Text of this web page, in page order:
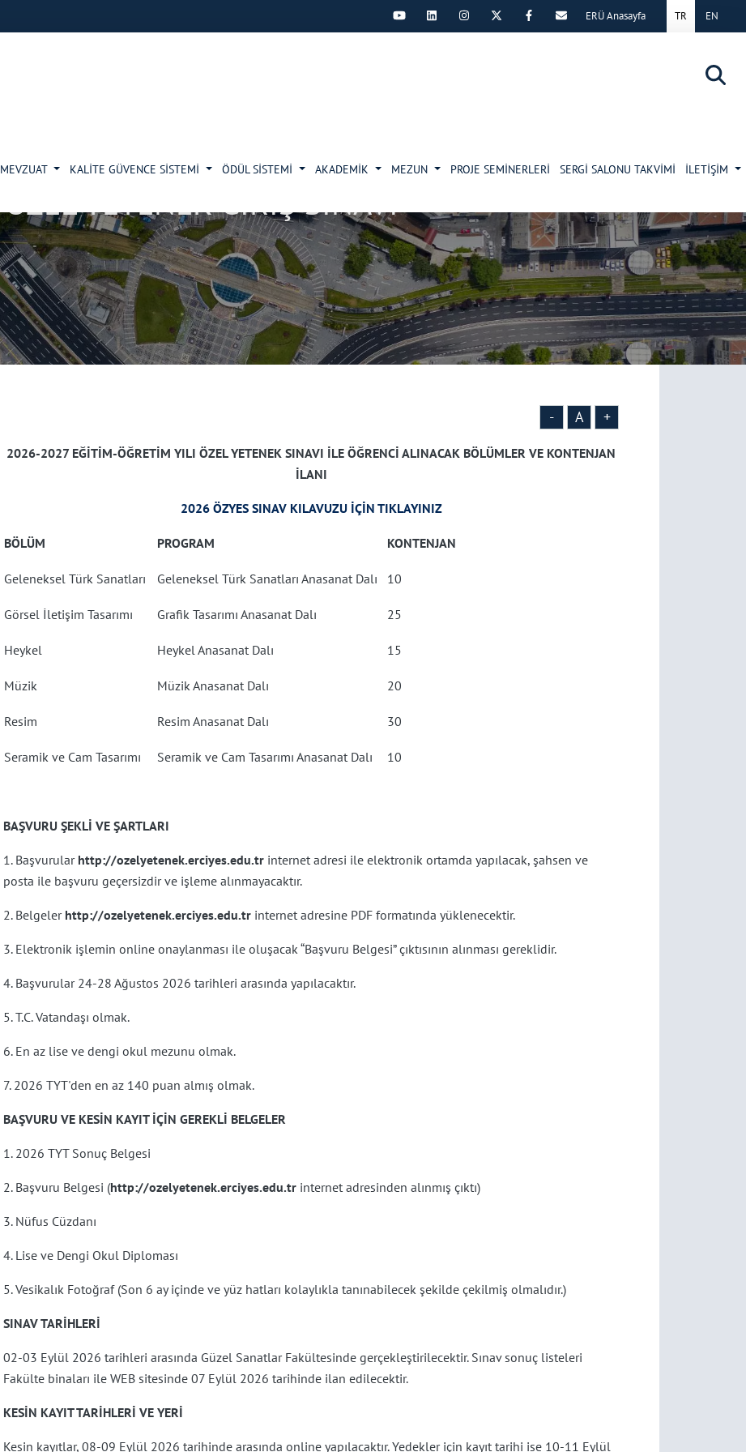
×
TR EN
ERÜ Anasayfa
MEVZUAT KALİTE GÜVENCE SİSTEMİ ÖDÜL SİSTEMİ AKADEMİK MEZUN PROJE SEMİNERLERİ SERGİ SALONU TAKVİMİ İLETİŞİM
ÖZEL YETENEK GİRİŞ SINAVI
- A +
2026-2027 EĞİTİM-ÖĞRETİM YILI ÖZEL YETENEK SINAVI İLE ÖĞRENCİ ALINACAK BÖLÜMLER VE KONTENJAN
İLANI
2026 ÖZYES SINAV KILAVUZU İÇİN TIKLAYINIZ
BÖLÜM PROGRAM KONTENJAN
Geleneksel Türk Sanatları Geleneksel Türk Sanatları Anasanat Dalı 10
Görsel İletişim Tasarımı Grafik Tasarımı Anasanat Dalı 25
Heykel Heykel Anasanat Dalı 15
Müzik Müzik Anasanat Dalı 20
Resim Resim Anasanat Dalı 30
Seramik ve Cam Tasarımı Seramik ve Cam Tasarımı Anasanat Dalı 10
BAŞVURU ŞEKLİ VE ŞARTLARI
1. Başvurular http://ozelyetenek.erciyes.edu.tr internet adresi ile elektronik ortamda yapılacak, şahsen ve
posta ile başvuru geçersizdir ve işleme alınmayacaktır.
2. Belgeler http://ozelyetenek.erciyes.edu.tr internet adresine PDF formatında yüklenecektir.
3. Elektronik işlemin online onaylanması ile oluşacak “Başvuru Belgesi” çıktısının alınması gereklidir.
4. Başvurular 24-28 Ağustos 2026 tarihleri arasında yapılacaktır.
5. T.C. Vatandaşı olmak.
6. En az lise ve dengi okul mezunu olmak.
7. 2026 TYT'den en az 140 puan almış olmak.
BAŞVURU VE KESİN KAYIT İÇİN GEREKLİ BELGELER
1. 2026 TYT Sonuç Belgesi
2. Başvuru Belgesi (http://ozelyetenek.erciyes.edu.tr internet adresinden alınmış çıktı)
3. Nüfus Cüzdanı
4. Lise ve Dengi Okul Diploması
5. Vesikalık Fotoğraf (Son 6 ay içinde ve yüz hatları kolaylıkla tanınabilecek şekilde çekilmiş olmalıdır.)
SINAV TARİHLERİ
02-03 Eylül 2026 tarihleri arasında Güzel Sanatlar Fakültesinde gerçekleştirilecektir. Sınav sonuç listeleri
Fakülte binaları ile WEB sitesinde 07 Eylül 2026 tarihinde ilan edilecektir.
KESİN KAYIT TARİHLERİ VE YERİ
Kesin kayıtlar, 08-09 Eylül 2026 tarihinde arasında online yapılacaktır. Yedekler için kayıt tarihi ise 10-11 Eylül